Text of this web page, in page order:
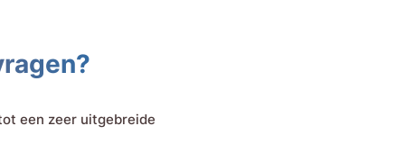
een zeer uitgebreide